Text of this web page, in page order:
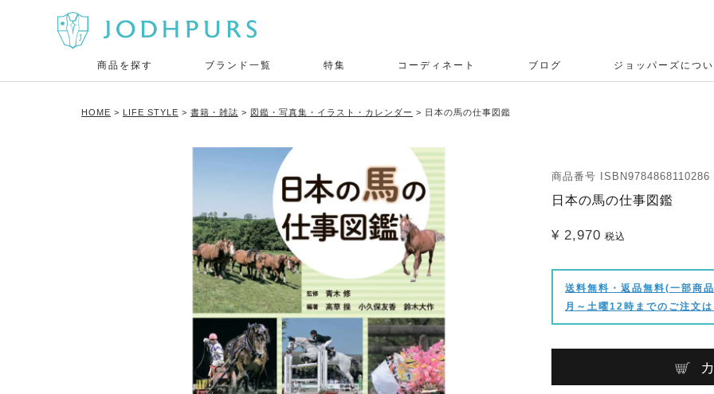
商品を探す ブランド一覧 特集 コーディネート ブログ ジョッパーズにつ
HOME LIFE STYLE 書籍・雑誌 図鑑・写真集・イラスト・カレンダー 日本の馬の仕事図鑑
商品番号 ISBN9784868110286
日本の馬の仕事図鑑
¥ 2,970 税込
送料無料・返品無料(一部商
月～土曜12時までのご注文